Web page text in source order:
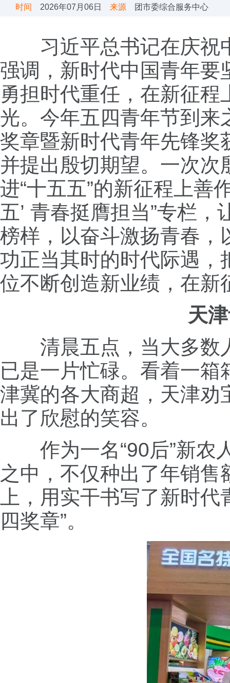
时间 2026年07月06日 来源 团市委综合服务中心
习近平总书记在庆祝
强调，新时代中国青年要
勇担时代重任，在新征
光。今年五四青年节到来
奖章暨新时代青年先锋奖
并提出殷切期望。一次
进“十五五”的新征程上善
五’ 青春挺膺担当”专栏
榜样，以奋斗激扬青春，
功正当其时的时代际遇，
位不断创造新业绩，在新
天
清晨五点，当大多数
已是一片忙碌。看着一箱
津冀的各大商超，天津劝
出了欣慰的笑容。
作为一名“90后”新
之中，不仅种出了年销售
上，用实干书写了新时
四奖章”。